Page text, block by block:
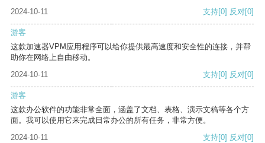
2024-10-11
支持[0] 反对[0]
游客
这款加速器VPM应用程序可以给你提供最高速度和安全性的连接，并帮
助你在网络上自由移动。
2024-10-11
支持[0] 反对[0]
游客
这款办公软件的功能非常全面，涵盖了文档、表格、演示文稿等各个方
面。我可以使用它来完成日常办公的所有任务，非常方便。
2024-10-11
支持[0] 反对[0]